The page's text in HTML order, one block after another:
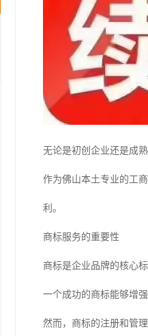
无论是初创企业还是成
作为佛山本土专业的工
利。
商标服务的重要性
商标是企业品牌的核心
一个成功的商标能够增
然而，商标的注册和管